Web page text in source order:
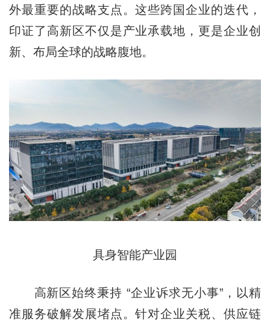
外最重要的战略支点。这些跨国企业的迭代，
印证了高新区不仅是产业承载地，更是企业创
新、布局全球的战略腹地。
具身智能产业园
高新区始终秉持 “企业诉求无小事”，以精
准服务破解发展堵点。针对企业关税、供应链